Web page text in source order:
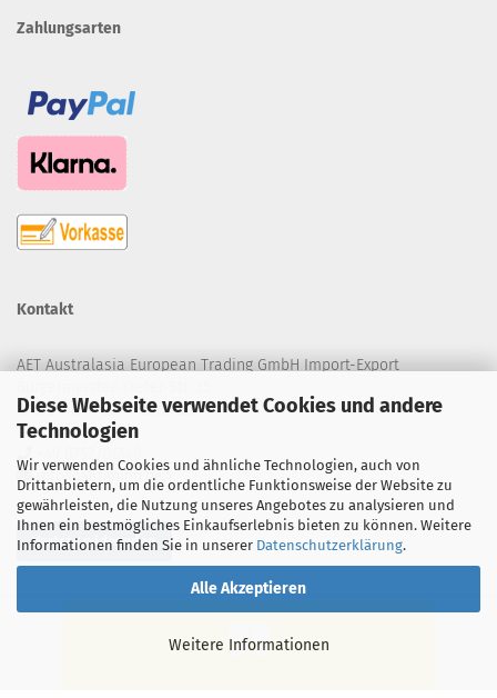
Diese Webseite verwendet Cookies und andere
Technologien
Wir verwenden Cookies und ähnliche Technologien, auch von
Drittanbietern, um die ordentliche Funktionsweise der Website zu
gewährleisten, die Nutzung unseres Angebotes zu analysieren und
Ihnen ein bestmögliches Einkaufserlebnis bieten zu können. Weitere
Informationen finden Sie in unserer Datenschutzerklärung.
Alle Akzeptieren
Weitere Informationen
Zahlungsarten
Kontakt
AET Australasia European Trading GmbH Import-Export
84072 Au in der Hallertau
info@aetgmbh.de
Vertrag widerrufen